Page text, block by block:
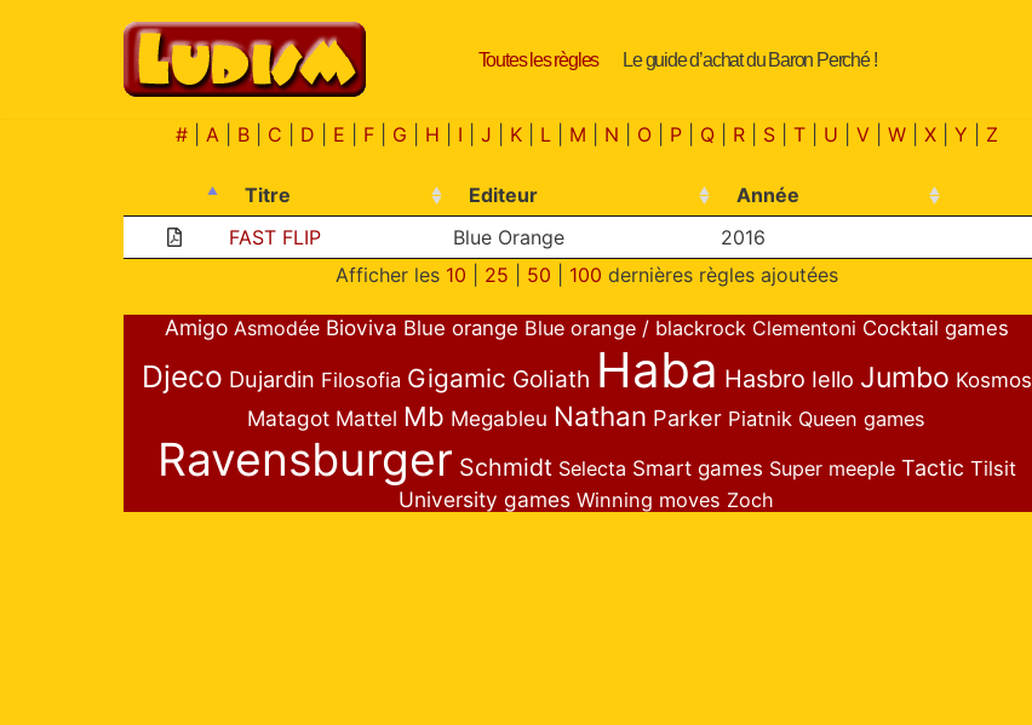
Toutes les règles Le guide d’achat du Baron Perché !
#| A| B| C D E F| G H I J K| L| M N O| P| Q| R| S| T| U V| W| X| Y Z
Titre Editeur
Année
FAST FLIP
Blue Orange
2016
Afficher les 10 25 50 100 dernières règles ajoutées
Amigo Asmodée Bioviva Blue orange Blue orange / blackrock Clementoni Cocktail games
Djeco Dujardin Filosofia Gigamic Goliath Haba Hasbro Iello Jumbo Kosmos
Matagot Mattel Mb Megableu Nathan Parker Piatnik Queen games
Ravensburger Schmidt Selecta Smart games Super meeple Tactic Tilsit
University games Winning moves Zoch